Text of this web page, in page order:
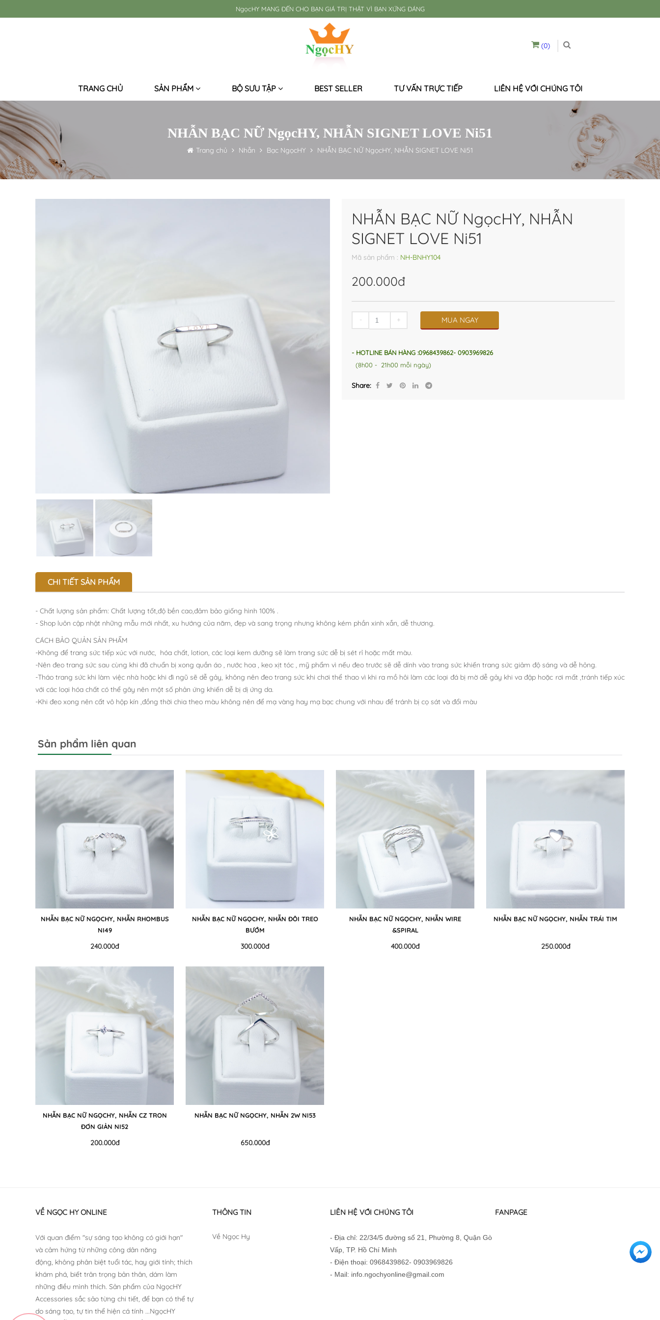
NgọcHY MANG ĐẾN CHO BẠN GIÁ TRỊ THẬT VÌ BẠN XỨNG ĐÁNG
(0)
TRANG CHỦ SẢN PHẨM BỘ SƯU TẬP BEST SELLER TƯ VẤN TRỰC TIẾP LIÊN HỆ VỚI CHÚNG TÔI
NHẪN BẠC NỮ NgọcHY, NHẪN SIGNET LOVE Ni51
Trang chủ Nhẫn Bạc NgọcHY NHẪN BẠC NỮ NgọcHY, NHẪN SIGNET LOVE Ni51
NHẪN BẠC NỮ NgọcHY, NHẪN
SIGNET LOVE Ni51
Mã sản phẩm : NH-BNHY104
200.000đ
- + MUA NGAY
- HOTLINE BÁN HÀNG :0968439862- 0903969826
(8h00 - 21h00 mỗi ngày)
Share:
CHI TIẾT SẢN PHẨM
- Chất lượng sản phẩm: Chất lượng tốt,độ bền cao,đảm bảo giống hình 100% .
- Shop luôn cập nhật những mẫu mới nhất, xu hướng của năm, đẹp và sang trọng nhưng không kém phần xinh xắn, dễ thương.
CÁCH BẢO QUẢN SẢN PHẨM
-Không để trang sức tiếp xúc với nước, hóa chất, lotion, các loại kem dưỡng sẽ làm trang sức dễ bị sét rỉ hoặc mất màu.
-Nên đeo trang sức sau cùng khi đã chuẩn bị xong quần áo , nước hoa , keo xịt tóc , mỹ phẩm vì nếu đeo trước sẽ dễ dính vào trang sức khiến trang sức giảm độ sáng và dễ hỏng.
-Tháo trang sức khi làm việc nhà hoặc khi đi ngũ sẽ dễ gảy, không nên đeo trang sức khi chơi thể thao vì khi ra mồ hôi làm các loại đá bị mờ dễ gảy khi va đập hoặc rơi mất ,tránh tiếp xúc
với các loại hóa chất có thể gây nên một số phản ứng khiến dễ bị dị ứng da.
-Khi đeo xong nên cất vô hộp kín ,đồng thời chia theo màu không nên để mạ vàng hay mạ bạc chung với nhau để tránh bị cọ sát và đổi màu
Sản phẩm liên quan
NHẪN BẠC NỮ NGỌCHY, NHẪN RHOMBUS
NI49
240.000đ
NHẪN BẠC NỮ NGỌCHY, NHẪN ĐÔI TREO
BƯỚM
300.000đ
NHẪN BẠC NỮ NGỌCHY, NHẪN WIRE
&SPIRAL
400.000đ
NHẪN BẠC NỮ NGỌCHY, NHẪN TRÁI TIM
250.000đ
NHẪN BẠC NỮ NGỌCHY, NHẪN CZ TRON
ĐƠN GIẢN NI52
200.000đ
NHẪN BẠC NỮ NGỌCHY, NHẪN 2W NI53
650.000đ
VỀ NGỌC HY ONLINE
Với quan điểm "sự sáng tạo không có giới hạn"
và cảm hứng từ những công dân năng
động, không phân biệt tuổi tác, hay giới tính; thích
khám phá, biết trân trọng bản thân, dám làm
những điều mình thích. Sản phẩm của NgọcHY
Accessories sắc sảo từng chi tiết, để bạn có thể tự
do sáng tạo, tự tin thể hiện cá tính ...NgọcHY
THÔNG TIN
Về Ngọc Hy
LIÊN HỆ VỚI CHÚNG TÔI
- Địa chỉ: 22/34/5 đường số 21, Phường 8, Quận Gò
Vấp, TP. Hồ Chí Minh
- Điện thoại: 0968439862- 0903969826
- Mail: info.ngochyonline@gmail.com
FANPAGE